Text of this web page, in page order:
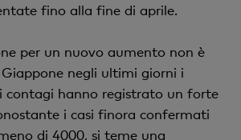
fino alla fine di aprile.
per un nuovo aumento non è
negli ultimi giorni i
contagi hanno registrato un forte
i casi finora confermati
di 4000, si teme una